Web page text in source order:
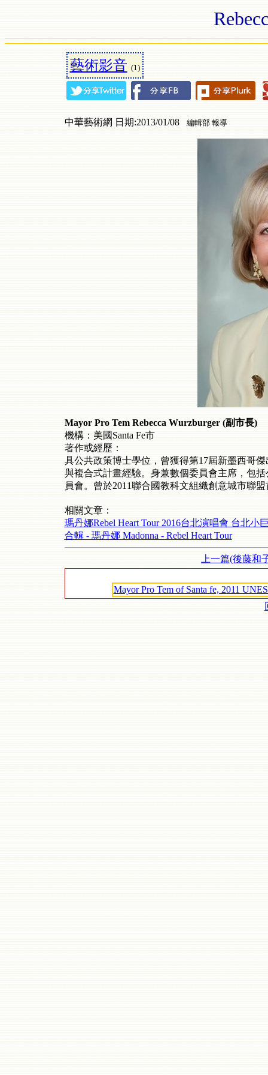
藝術影音 (1)
中華藝術網 日期:2013/01/08 編輯部 報導
Mayor Pro Tem Rebecca Wurzburger (副市長)
機構：美國Santa Fe市
著作或經歷：
具公共政策博士學位，曾獲得第17屆新墨西哥
與複合式計畫經驗。身兼數個委員會主席，包
員會。曾於2011聯合國教科文組織創意城市聯
相關文章：
瑪丹娜Rebel Heart Tour 2016台北演唱會 台北小
合輯 - 瑪丹娜 Madonna - Rebel Heart Tour
上一篇(後藤和
Mayor Pro Tem of Santa fe, 2011